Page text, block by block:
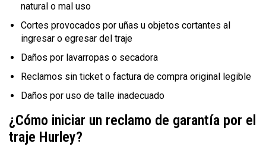
natural o mal uso
Cortes provocados por uñas u objetos cortantes al
ingresar o egresar del traje
Daños por lavarropas o secadora
Reclamos sin ticket o factura de compra original legible
Daños por uso de talle inadecuado
¿Cómo iniciar un reclamo de garantía por el
traje Hurley?